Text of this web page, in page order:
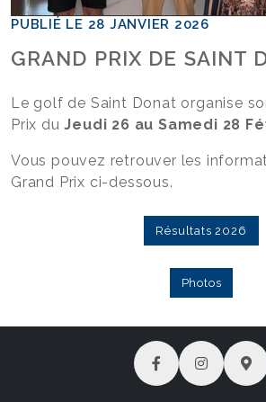
PUBLIÉ LE 28 JANVIER 2026
GRAND PRIX DE SAINT
Le golf de Saint Donat organise
Prix duJeudi 26 au Samedi 28
Vous pouvez retrouver les
Grand Prix ci-dessous.
Résultats 2026
Photos